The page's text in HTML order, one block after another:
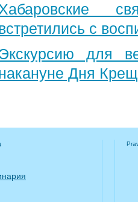
с
для
Дня